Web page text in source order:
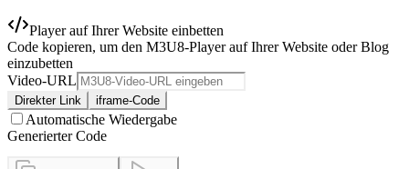
Player auf Ihrer Website einbetten
Code kopieren, um den M3U8-Player auf Ihrer Website oder Blog
einzubetten
Video-URL
Direkter Link iframe-Code
Automatische Wiedergabe
Generierter Code